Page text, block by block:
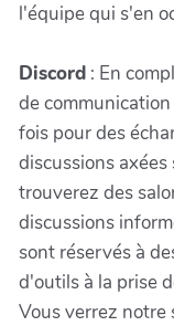
l'équipe qui s'en
Discord : En
de
fois pour des
discussions
trouverez des
discussions
sont réservés à
d'outils à la prise
Vous verrez